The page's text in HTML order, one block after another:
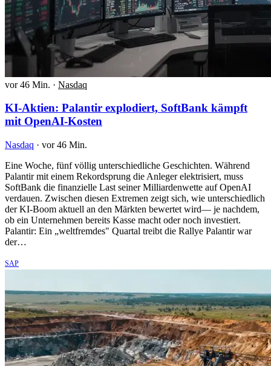
vor 46 Min. · Nasdaq
KI-Aktien: Palantir explodiert, SoftBank kämpft
mit OpenAI-Kosten
Nasdaq · vor 46 Min.
Eine Woche, fünf völlig unterschiedliche Geschichten. Während
Palantir mit einem Rekordsprung die Anleger elektrisiert, muss
SoftBank die finanzielle Last seiner Milliardenwette auf OpenAI
verdauen. Zwischen diesen Extremen zeigt sich, wie unterschiedlich
der KI-Boom aktuell an den Märkten bewertet wird— je nachdem,
ob ein Unternehmen bereits Kasse macht oder noch investiert.
Palantir: Ein „weltfremdes" Quartal treibt die Rallye Palantir war
der…
SAP